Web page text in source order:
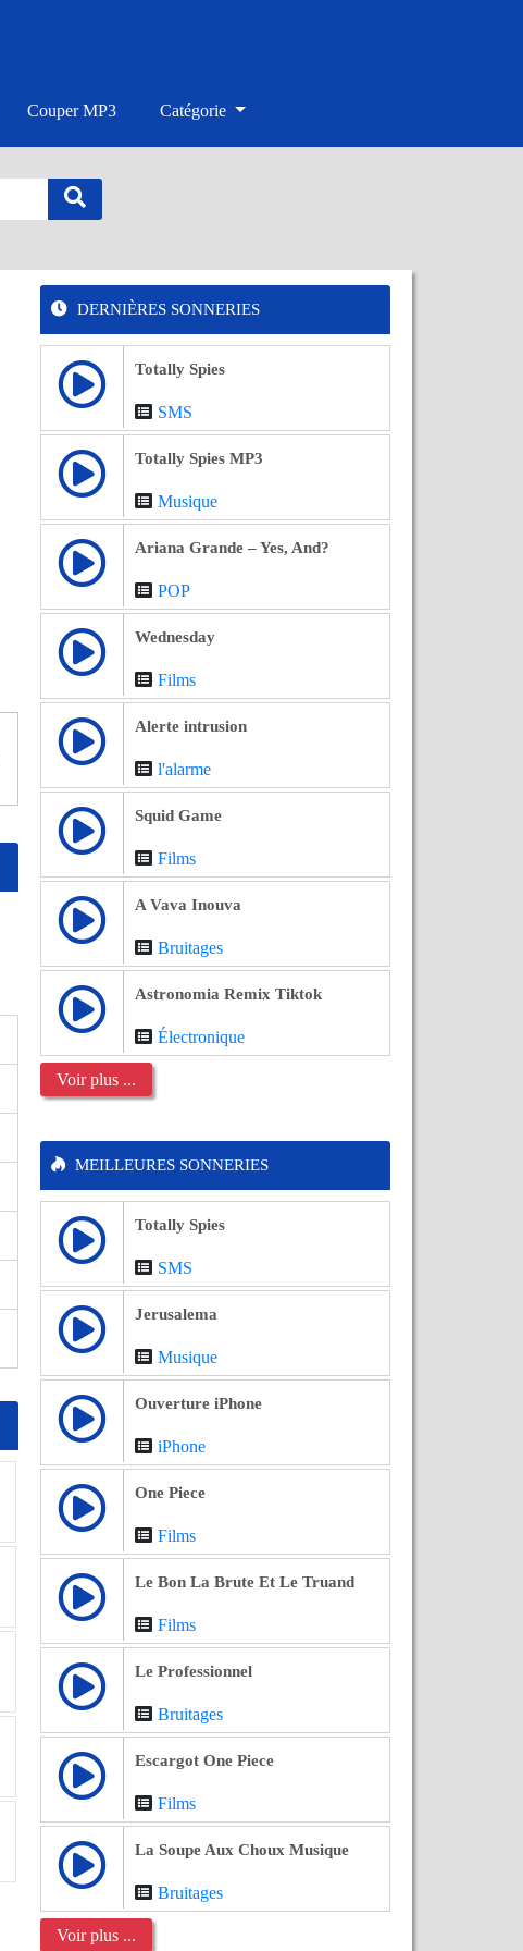
Couper MP3 Catégorie
DERNIÈRES SONNERIES
Totally Spies
SMS
Totally Spies MP3
Musique
Ariana Grande – Yes, And?
POP
Wednesday
Films
Alerte intrusion
l'alarme
Squid Game
Films
A Vava Inouva
Bruitages
Astronomia Remix Tiktok
Électronique
Voir plus ...
MEILLEURES SONNERIES
Totally Spies
SMS
Jerusalema
Musique
Ouverture iPhone
iPhone
One Piece
Films
Le Bon La Brute Et Le Truand
Films
Le Professionnel
Bruitages
Escargot One Piece
Films
La Soupe Aux Choux Musique
Bruitages
Voir plus ...